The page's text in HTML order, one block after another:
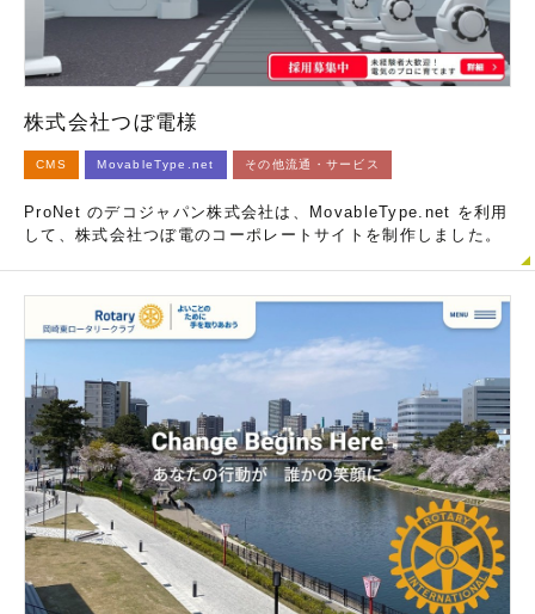
株式会社つぼ電様
CMS MovableType.net その他流通・サービス
ProNet のデコジャパン株式会社は、MovableType.net を利用
して、株式会社つぼ電のコーポレートサイトを制作しました。